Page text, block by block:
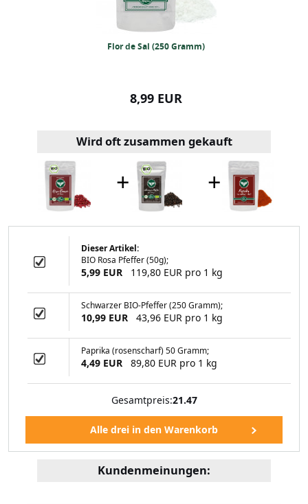
Flor de Sal (250 Gramm)
8,99 EUR
Gramm)
Wird oft zusammen gekauft
+ +
Dieser Artikel:
BIO Rosa Pfeffer (50g);
5,99 EUR 119,80 EUR pro 1 kg
Schwarzer BIO-Pfeffer (250 Gramm);
10,99 EUR 43,96 EUR pro 1 kg
Paprika (rosenscharf) 50 Gramm;
4,49 EUR 89,80 EUR pro 1 kg
Gesamtpreis:21.47
Kundenmeinungen: